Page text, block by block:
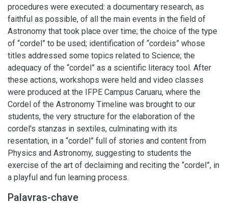
procedures were executed: a documentary research, as
faithful as possible, of all the main events in the field of
Astronomy that took place over time; the choice of the type
of “cordel” to be used; identification of “cordeis” whose
titles addressed some topics related to Science; the
adequacy of the “cordel” as a scientific literacy tool. After
these actions, workshops were held and video classes
were produced at the IFPE Campus Caruaru, where the
Cordel of the Astronomy Timeline was brought to our
students, the very structure for the elaboration of the
cordel's stanzas in sextiles, culminating with its
resentation, in a “cordel” full of stories and content from
Physics and Astronomy, suggesting to students the
exercise of the art of declaiming and reciting the “cordel”, in
a playful and fun learning process.
Palavras-chave